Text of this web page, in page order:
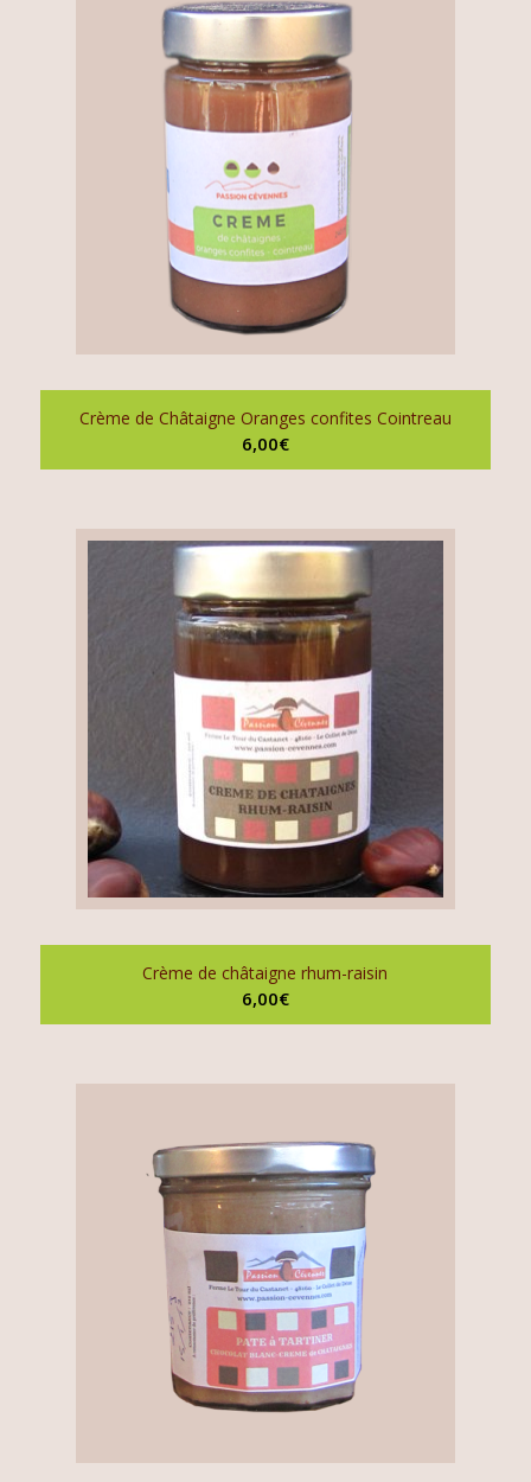
Crème de Châtaigne Oranges confites Cointreau
6,00€
Crème de châtaigne rhum-raisin
6,00€